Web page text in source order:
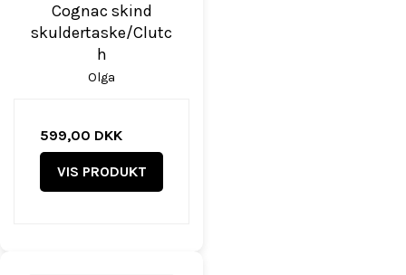
Cognac skind
skuldertaske/Clutc
h
Olga
599,00 DKK
VIS PRODUKT